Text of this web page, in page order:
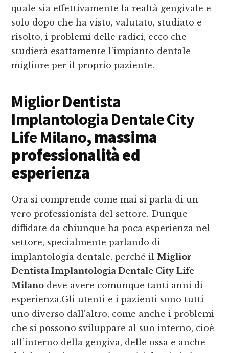
quale sia effettivamente la realtà gengivale e
solo dopo che ha visto, valutato, studiato e
risolto, i problemi delle radici, ecco che
studierà esattamente l’impianto dentale
migliore per il proprio paziente.
Miglior Dentista
Implantologia Dentale City
Life Milano, massima
professionalità ed
esperienza
Ora si comprende come mai si parla di un
vero professionista del settore. Dunque
diffidate da chiunque ha poca esperienza nel
settore, specialmente parlando di
implantologia dentale, perché il Miglior
Dentista Implantologia Dentale City Life
Milano deve avere comunque tanti anni di
esperienza.Gli utenti e i pazienti sono tutti
uno diverso dall’altro, come anche i problemi
che si possono sviluppare al suo interno, cioè
all’interno della gengiva, delle ossa e anche